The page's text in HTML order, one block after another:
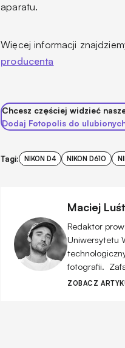
aparatu.
Więcej informacji
producenta
Chcesz częściej widzieć
Dodaj Fotopolis do
Tagi: NIKON D4 NIKON D610
Maciej
Redaktor
Uniwersytetu
fotografii.
ZOBACZ